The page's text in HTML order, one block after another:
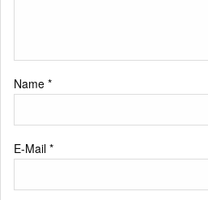
Name *
E-Mail *